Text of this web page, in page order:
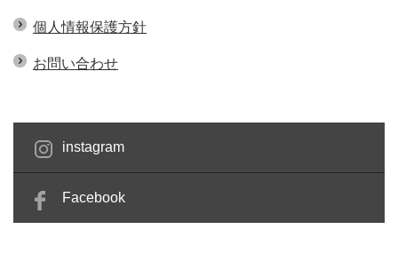
個人情報保護方針
お問い合わせ
instagram
Facebook